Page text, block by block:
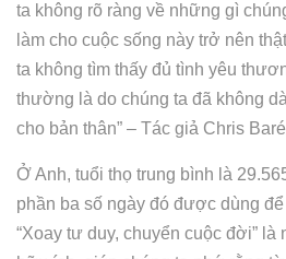
ta không rõ ràng về những gì
làm cho cuộc sống này trở nên
ta không tìm thấy đủ tình yêu
thường là do chúng ta đã không
cho bản thân” – Tác giả Chris
Ở Anh, tuổi thọ trung bình là
phần ba số ngày đó được dùng
“Xoay tư duy, chuyển cuộc đời”